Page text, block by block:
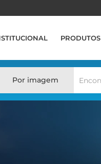
PRODUTOS
Por imagem